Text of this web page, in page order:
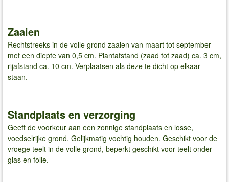
Zaaien
Rechtstreeks in de volle grond zaaien van maart tot september
met een diepte van 0,5 cm. Plantafstand (zaad tot zaad) ca. 3 cm,
rijafstand ca. 10 cm. Verplaatsen als deze te dicht op elkaar
staan.
Standplaats en verzorging
Geeft de voorkeur aan een zonnige standplaats en losse,
voedselrijke grond. Gelijkmatig vochtig houden. Geschikt voor de
vroege teelt in de volle grond, beperkt geschikt voor teelt onder
glas en folie.